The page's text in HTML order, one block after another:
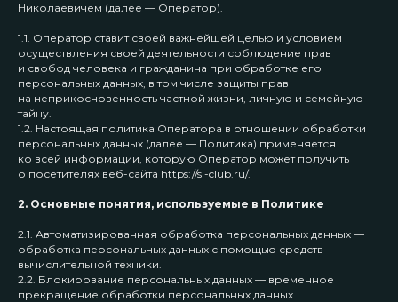
Николаевичем (далее — Оператор).
1.1. Оператор ставит своей важнейшей целью и условием
осуществления своей деятельности соблюдение прав
и свобод человека и гражданина при обработке его
персональных данных, в том числе защиты прав
на неприкосновенность частной жизни, личную и семейную
тайну.
1.2. Настоящая политика Оператора в отношении обработки
персональных данных (далее — Политика) применяется
ко всей информации, которую Оператор может получить
о посетителях веб-сайта https://sl-club.ru/.
2. Основные понятия, используемые в Политике
2.1. Автоматизированная обработка персональных данных —
обработка персональных данных с помощью средств
вычислительной техники.
2.2. Блокирование персональных данных — временное
прекращение обработки персональных данных